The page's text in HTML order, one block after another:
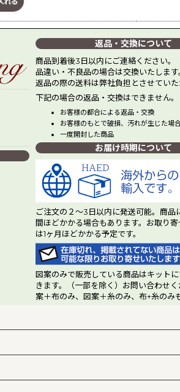
返品・交換について
商品到着後3日以内にご連絡ください。
品違い・不良品の場合は交換いたします
返品の際の送料は弊社負担とさせていた
下記の場合の返品・交換はできません。
お客様の都合による返品・交換
お客様のもとで破損、汚れが生じた場
一度開封した商品
お届け時期について
ご注文の２～3日以内に発送可能。商品
間ほどかかる場合もあります。お取り
は1ヶ月ほどかかる予定です。
図案のみで販売している商品はキット
きます。（一部を除く）お問い合わせく
案＋布のみ、図案＋糸のみ、布+糸のみ